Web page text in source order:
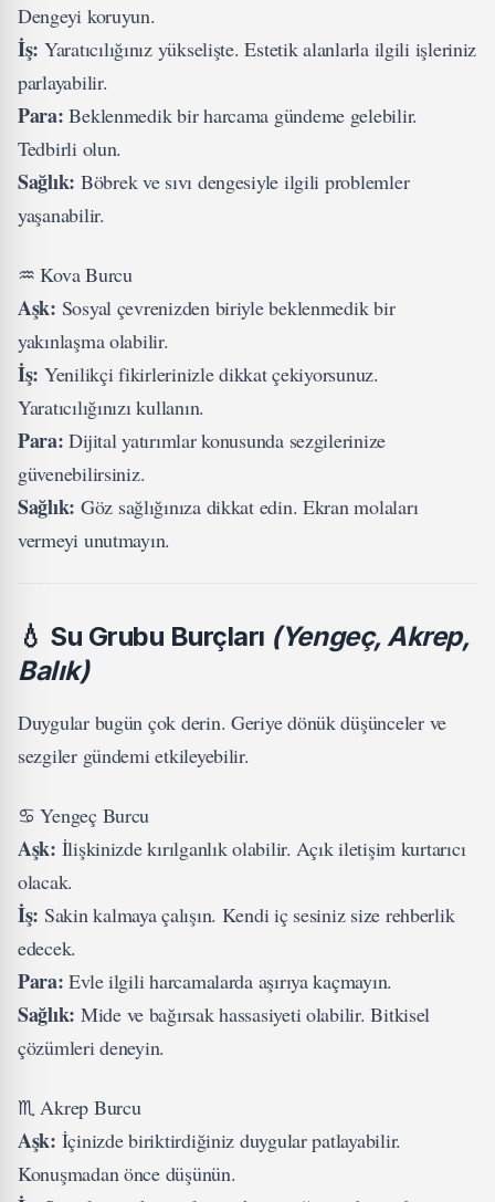
Dengeyi koruyun.
İş: Yaratıcılığınız yükselişte. Estetik alanlarla ilgili işleriniz
parlayabilir.
Para: Beklenmedik bir harcama gündeme gelebilir.
Tedbirli olun.
Sağlık: Böbrek ve sıvı dengesiyle ilgili problemler
yaşanabilir.
♒ Kova Burcu
Aşk: Sosyal çevrenizden biriyle beklenmedik bir
yakınlaşma olabilir.
İş: Yenilikçi fikirlerinizle dikkat çekiyorsunuz.
Yaratıcılığınızı kullanın.
Para: Dijital yatırımlar konusunda sezgilerinize
güvenebilirsiniz.
Sağlık: Göz sağlığınıza dikkat edin. Ekran molaları
vermeyi unutmayın.
💧 Su Grubu Burçları (Yengeç, Akrep,
Balık)
Duygular bugün çok derin. Geriye dönük düşünceler ve
sezgiler gündemi etkileyebilir.
♋ Yengeç Burcu
Aşk: İlişkinizde kırılganlık olabilir. Açık iletişim kurtarıcı
olacak.
İş: Sakin kalmaya çalışın. Kendi iç sesiniz size rehberlik
edecek.
Para: Evle ilgili harcamalarda aşırıya kaçmayın.
Sağlık: Mide ve bağırsak hassasiyeti olabilir. Bitkisel
çözümleri deneyin.
♏ Akrep Burcu
Aşk: İçinizde biriktirdiğiniz duygular patlayabilir.
Konuşmadan önce düşünün.